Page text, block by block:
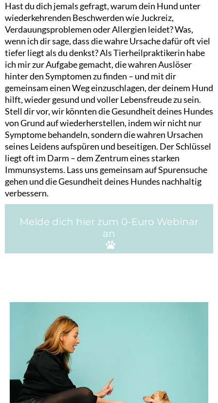
Hast du dich jemals gefragt, warum dein Hund unter
wiederkehrenden Beschwerden wie Juckreiz,
Verdauungsproblemen oder Allergien leidet? Was,
wenn ich dir sage, dass die wahre Ursache dafür oft viel
tiefer liegt als du denkst? Als Tierheilpraktikerin habe
ich mir zur Aufgabe gemacht, die wahren Auslöser
hinter den Symptomen zu finden – und mit dir
gemeinsam einen Weg einzuschlagen, der deinem Hund
hilft, wieder gesund und voller Lebensfreude zu sein.
Stell dir vor, wir könnten die Gesundheit deines Hundes
von Grund auf wiederherstellen, indem wir nicht nur
Symptome behandeln, sondern die wahren Ursachen
seines Leidens aufspüren und beseitigen. Der Schlüssel
liegt oft im Darm – dem Zentrum eines starken
Immunsystems. Lass uns gemeinsam auf Spurensuche
gehen und die Gesundheit deines Hundes nachhaltig
verbessern.
Melde dich hier zum 0-Euro Webinar
an